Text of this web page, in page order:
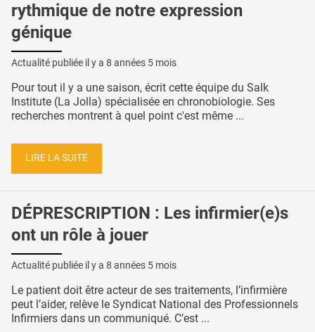
rythmique de notre expression
génique
Actualité publiée il y a 8 années 5 mois
Pour tout il y a une saison, écrit cette équipe du Salk
Institute (La Jolla) spécialisée en chronobiologie. Ses
recherches montrent à quel point c'est même ...
LIRE LA SUITE
DÉPRESCRIPTION : Les infirmier(e)s
ont un rôle à jouer
Actualité publiée il y a 8 années 5 mois
Le patient doit être acteur de ses traitements, l’infirmière
peut l’aider, relève le Syndicat National des Professionnels
Infirmiers dans un communiqué. C’est ...